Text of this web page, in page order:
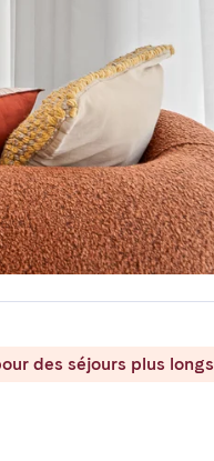
des séjours plus longs